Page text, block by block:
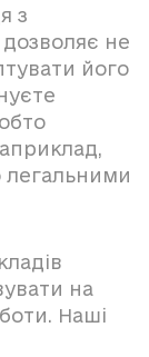
з
дозволяє не
його
легальними
на
Наші